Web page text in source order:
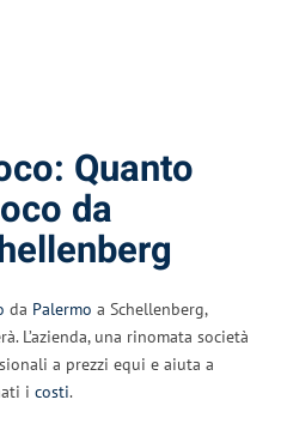
Quanto
da
da Palermo a Schellenberg,
L’azienda, una rinomata società
a prezzi equi e aiuta a
i costi.